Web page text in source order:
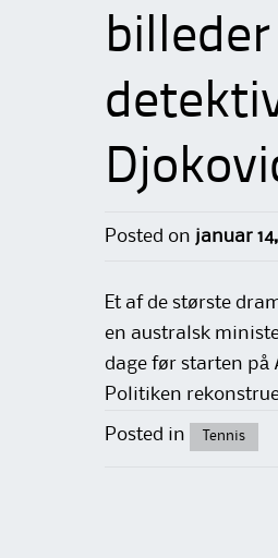
Posted on januar
Et af de største
en australsk
dage før starten på
Politiken
Posted in Tennis